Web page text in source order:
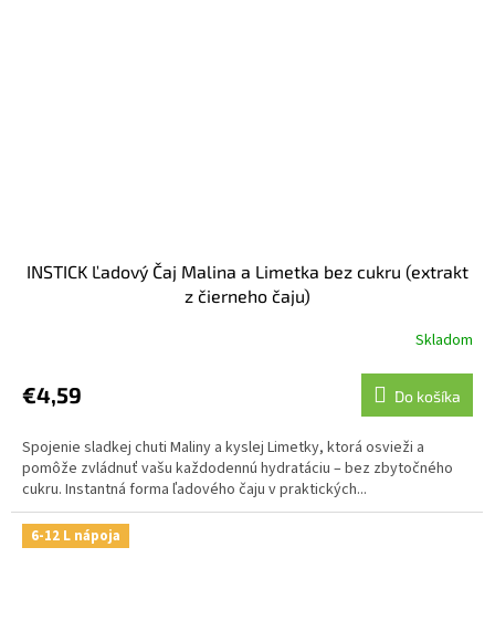
INSTICK Ľadový Čaj Malina a Limetka bez cukru (extrakt
z čierneho čaju)
Skladom
€4,59 Do košíka
Spojenie sladkej chuti Maliny a kyslej Limetky, ktorá osvieži a
pomôže zvládnuť vašu každodennú hydratáciu – bez zbytočného
cukru. Instantná forma ľadového čaju v praktických...
6-12 L nápoja